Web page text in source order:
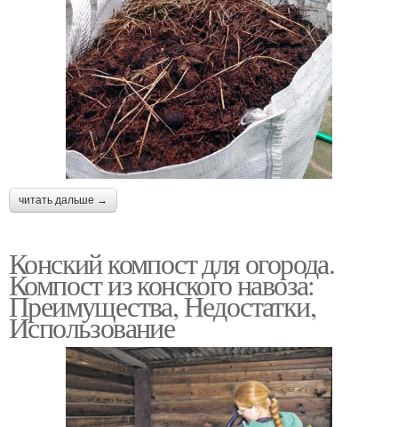
читать дальше →
Конский компост для огорода.
Компост из конского навоза:
Преимущества, Недостатки,
Использование